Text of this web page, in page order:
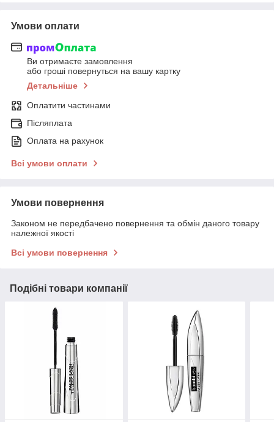
Умови оплати
Ви отримаєте замовлення
або гроші повернуться на вашу картку
Детальніше
Оплатити частинами
Післяплата
Оплата на рахунок
Всі умови оплати
Умови повернення
Законом не передбачено повернення та обмін даного товару
належної якості
Всі умови повернення
Подібні товари компанії